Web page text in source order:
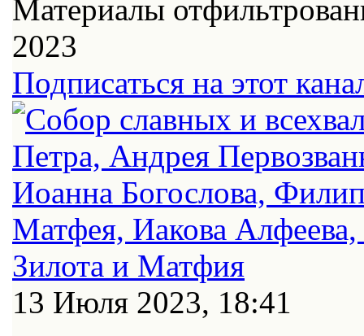
Материалы
2023
Подписаться на этот
13 Июля 2023, 18:41